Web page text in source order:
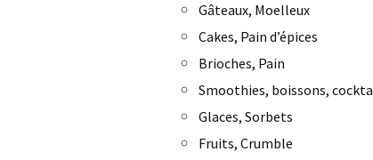
Gâteaux, Moelleux
Cakes, Pain d’épices
Brioches, Pain
Smoothies, boissons,
Glaces, Sorbets
Fruits, Crumble